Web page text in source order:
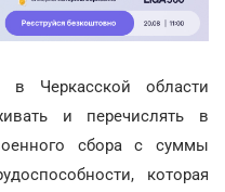
Черкасской области
и перечислять в
сбора с суммы
которая